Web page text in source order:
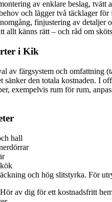
av enklare beslag, tvätt
och lägger två täcklager
finjustering av detaljer
allt känns rätt – och råd om
i Kik
av färgsystem och
sänker den totala kostnaden. I
exempelvis rum för rum,
hall
och hög slitstyrka. För
av dig för ett kostnadsfritt